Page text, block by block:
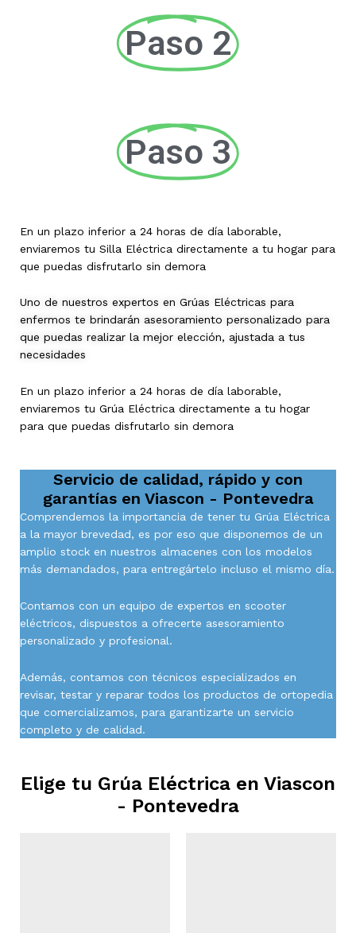
Paso 2
Paso 3
En un plazo inferior a 24 horas de día laborable,
enviaremos tu Silla Eléctrica directamente a tu hogar para
que puedas disfrutarlo sin demora
Uno de nuestros expertos en Grúas Eléctricas para
enfermos te brindarán asesoramiento personalizado para
que puedas realizar la mejor elección, ajustada a tus
necesidades
En un plazo inferior a 24 horas de día laborable,
enviaremos tu Grúa Eléctrica directamente a tu hogar
para que puedas disfrutarlo sin demora
Servicio de calidad, rápido y con
garantías en Viascon - Pontevedra
Comprendemos la importancia de tener tu Grúa Eléctrica
a la mayor brevedad, es por eso que disponemos de un
amplio stock en nuestros almacenes con los modelos
más demandados, para entregártelo incluso el mismo día.
Contamos con un equipo de expertos en scooter
eléctricos, dispuestos a ofrecerte asesoramiento
personalizado y profesional.
Además, contamos con técnicos especializados en
revisar, testar y reparar todos los productos de ortopedia
que comercializamos, para garantizarte un servicio
completo y de calidad.
Elige tu Grúa Eléctrica en Viascon
- Pontevedra